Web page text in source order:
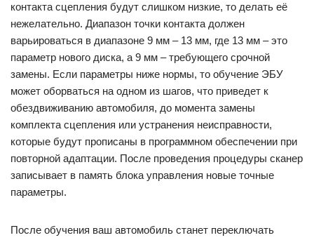
контакта сцепления будут слишком низкие, то делать её
нежелательно. Диапазон точки контакта должен
варьироваться в диапазоне 9 мм – 13 мм, где 13 мм – это
параметр нового диска, а 9 мм – требующего срочной
замены. Если параметры ниже нормы, то обучение ЭБУ
может оборваться на одном из шагов, что приведет к
обездвиживанию автомобиля, до момента замены
комплекта сцепления или устранения неисправности,
которые будут прописаны в программном обеспечении при
повторной адаптации. После проведения процедуры сканер
записывает в память блока управления новые точные
параметры.
После обучения ваш автомобиль станет переключать